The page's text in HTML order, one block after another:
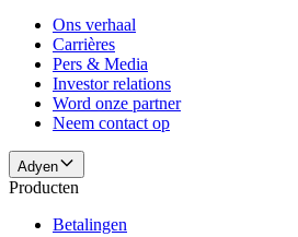
Ons verhaal
Carrières
Pers & Media
Investor relations
Word onze partner
Neem contact op
Adyen
Producten
Betalingen